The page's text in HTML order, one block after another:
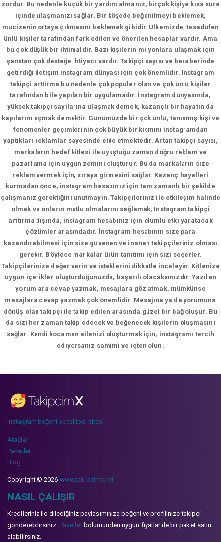
zordur. Bu nedenle küçük bir yardım almanız, birçok kişiye kısa süre
içinde ulaşmanızı sağlar. Bir köşede beğenilmeyi beklemek,
mucizenin ortaya çıkmasını beklemek gibidir. Ülkemizde, tesadüfen
ünlü kişiler tarafından fark edilen ve önerilen hesaplar vardır. Ama
bu çok düşük bir ihtimaldir. Bazı kişilerin milyonlara ulaşmak için
şanstan çok desteğe ihtiyacı vardır. Takipçi sayısı ve beraberinde
getirdiği iletişim instagram dünyası için çok önemlidir. Instagram
takipçi arttirma bu nedenle çok popüler olan ve çok ünlü kişiler
tarafından bile yapılan bir uygulamadır. İnstagram dünyasında,
yüksek takipçi sayılarına ulaşmak demek, kazançlı bir hayatın da
kapılarını açmak demektir. Günümüzde bir çok ünlü, tanınmış kişi ve
fenomenler geçimlerinin çok büyük bir kısmını instagramdan
yaptıkları reklamlar sayesinde elde etmektedir. Artan takipçi sayısı,
markaların hedef kitlesi ile uyuştuğu zaman doğru reklam ve
pazarlama için uygun zemini oluşturur. Bu da markaların size
reklam vermek için, sıraya girmesini sağlar. Kazanç hayalleri
kurmadan önce, instagram hesabınız için tam zamanlı bir şekilde
çalışmanız gerektiğini unutmayın. Takipçileriniz ile etkileşim halinde
olmak ve onların mutlu olmalarını sağlamak, Instagram takipçi
arttırma dışında, instagram hesabınız için olumlu etki yaratacak
çözümler arasındadır. İnstagram hesabının size para
kazandırabilmesi için size güvenen ve inanan takipçileriniz olması
gerekir. Böylece markalar ürün tanıtımı için sizi seçerler.
Takipçilerinize değer verin ve isteklerini dikkatle inceleyin. Kitlenize
uygun içerikler oluşturduğunuzda, başarılı olacaksınızdır. Yazılan
yorumlara cevap yazmak, mesajlara göz atmak, mümkünse
mesajlara cevap yazmak çok önemlidir. Mesajına ya da yorumuna
dönüş olan takipçi ile takip edilen arasında güzel bir bağ oluşur. Bu
da sizi her zaman takip edecek ve beğenecek kişilerin oluşmasını
sağlar. Kendi kocaman ailenizi oluşturmak için, instagramı tercih
ediyorsanız samimi ve içten olun.
instagram beğeni ve takipçi sitesi
Araçlar
Paketler
Blog
Copyright © 2026 www.takipcimx.net
NASIL ÇALIŞIR
Kredileriniz ile dilediğiniz paylaşımınıza beğeni ve profilinize takipçi
gönderebilirsiniz. Paketlerbölümünden uygun fiyatlar ile bir paket satın
alabilirsiniz.